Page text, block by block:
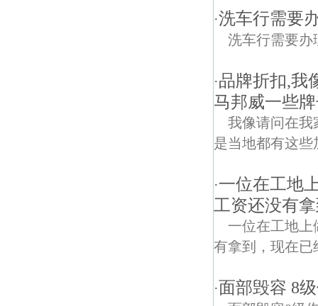
·洗车行需要
洗车行需要办
·品牌折扣,我
马邦威一些
我像请问在我
是当地都有这
·一位在工地
工资还没有
一位在工地上
有拿到，现在已
·面部毁容 8